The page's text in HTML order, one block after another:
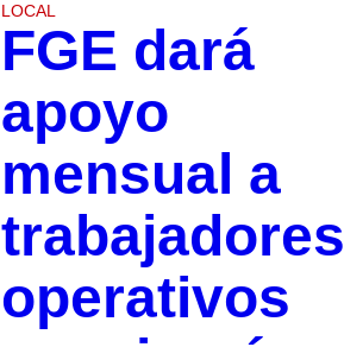
LOCAL
FGE dará
apoyo
mensual a
trabajadores
operativos